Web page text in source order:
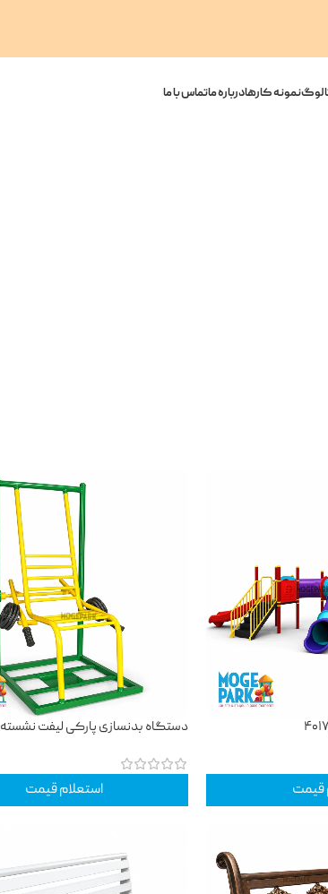
نمونه کارهادرباره ماتماس با ما
قیمت
دستگاه بدنسازی پارکی لیفت نشسته
استعلام قیمت